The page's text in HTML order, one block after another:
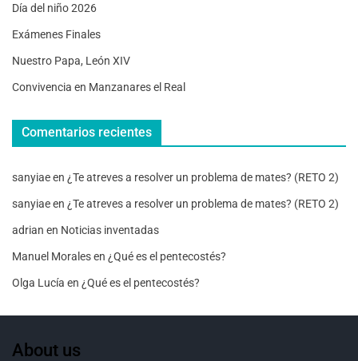
Día del niño 2026
Exámenes Finales
Nuestro Papa, León XIV
Convivencia en Manzanares el Real
Comentarios recientes
sanyiaeen ¿Te atreves a resolver un problema de mates? (RETO 2)
sanyiaeen ¿Te atreves a resolver un problema de mates? (RETO 2)
adrian en Noticias inventadas
Manuel Moralesen ¿Qué es el pentecostés?
Olga Lucía en ¿Qué es el pentecostés?
About us